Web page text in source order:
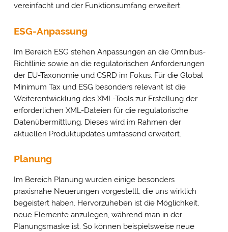
vereinfacht und der Funktionsumfang erweitert.
ESG-Anpassung
Im Bereich ESG stehen Anpassungen an die Omnibus-
Richtlinie sowie an die regulatorischen Anforderungen
der EU-Taxonomie und CSRD im Fokus. Für die Global
Minimum Tax und ESG besonders relevant ist die
Weiterentwicklung des XML-Tools zur Erstellung der
erforderlichen XML-Dateien für die regulatorische
Datenübermittlung. Dieses wird im Rahmen der
aktuellen Produktupdates umfassend erweitert.
Planung
Im Bereich Planung wurden einige besonders
praxisnahe Neuerungen vorgestellt, die uns wirklich
begeistert haben. Hervorzuheben ist die Möglichkeit,
neue Elemente anzulegen, während man in der
Planungsmaske ist. So können beispielsweise neue